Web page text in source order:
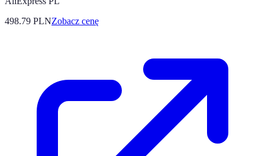
498.79 PLNZobacz cenę